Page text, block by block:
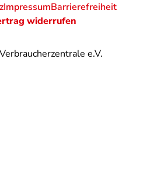
Verbraucherzentrale e.V.
ImpressumBarrierefreiheit
widerrufen